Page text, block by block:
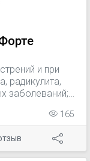
и при
радикулита,
заболеваний;
165